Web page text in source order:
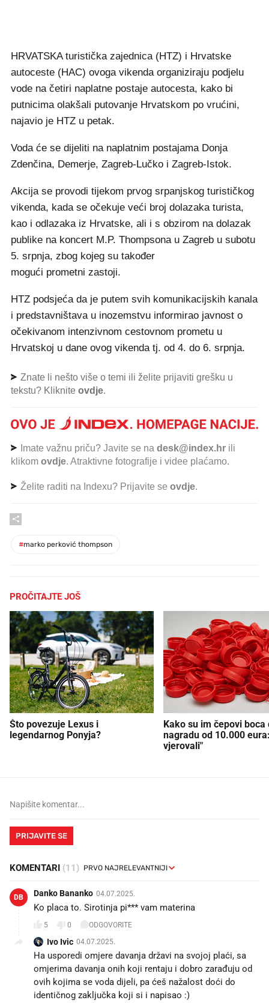
HRVATSKA turistička zajednica (HTZ) i Hrvatske
autoceste (HAC) ovoga vikenda organiziraju podjelu
vode na četiri naplatne postaje autocesta, kako bi
putnicima olakšali putovanje Hrvatskom po vrućini,
najavio je HTZ u petak.
Voda će se dijeliti na naplatnim postajama Donja
Zdenčina, Demerje, Zagreb-Lučko i Zagreb-Istok.
Akcija se provodi tijekom prvog srpanjskog turističkog
vikenda, kada se očekuje veći broj dolazaka turista,
kao i odlazaka iz Hrvatske, ali i s obzirom na dolazak
publike na koncert M.P. Thompsona u Zagreb u subotu
5. srpnja, zbog kojeg su također
mogući prometni zastoji.
HTZ podsjeća da je putem svih komunikacijskih kanala
i predstavništava u inozemstvu informirao javnost o
očekivanom intenzivnom cestovnom prometu u
Hrvatskoj u dane ovog vikenda tj. od 4. do 6. srpnja.
Znate li nešto više o temi ili želite prijaviti grešku u
tekstu? Kliknite ovdje.
Imate važnu priču? Javite se na desk@index.hr ili
klikom ovdje. Atraktivne fotografije i videe plaćamo.
Želite raditi na Indexu? Prijavite se ovdje.
#marko perković thompson
PROČITAJTE JOŠ
Što povezuje Lexus i
legendarnog Ponyja?
Kako su im čepovi boca
nagradu od 10.000
vjerovali"
PRIJAVITE SE
KOMENTARI (11)
DB Danko Bananko 04.07.2025.
Ko placa to. Sirotinja pi*** vam materina
5 0 ODGOVORITE
Ivo Ivic 04.07.2025.
Ha usporedi omjere davanja državi na svojoj plaći, sa
omjerima davanja onih koji rentaju i dobro zarađuju od
ovih kojima se voda dijeli, pa ćeš nažalost doći do
identičnog zaključka koji si i napisao :)